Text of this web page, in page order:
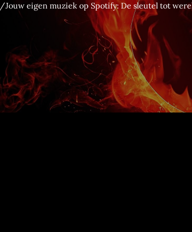
Jouw eigen muziek op Spotify: De sleutel tot